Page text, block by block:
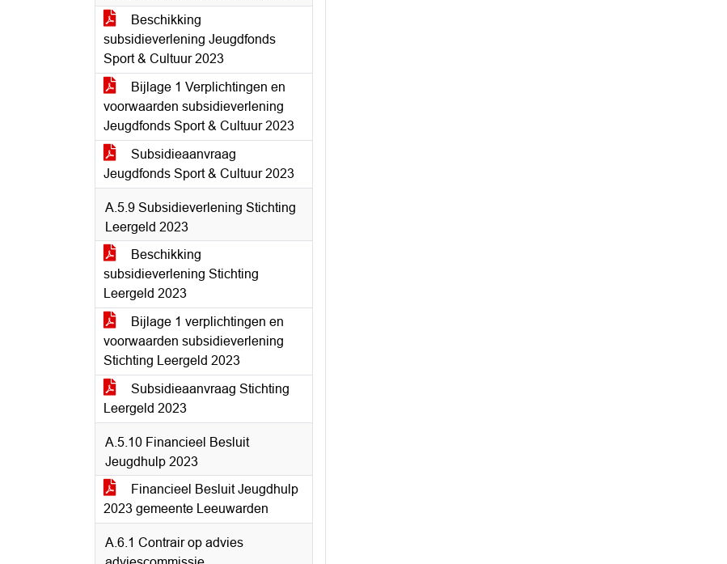
Beschikking
subsidieverlening Jeugdfonds
Sport & Cultuur 2023
Bijlage 1 Verplichtingen en
voorwaarden subsidieverlening
Jeugdfonds Sport & Cultuur 2023
Subsidieaanvraag
Jeugdfonds Sport & Cultuur 2023
A.5.9 Subsidieverlening Stichting
Leergeld 2023
Beschikking
subsidieverlening Stichting
Leergeld 2023
Bijlage 1 verplichtingen en
voorwaarden subsidieverlening
Stichting Leergeld 2023
Subsidieaanvraag Stichting
Leergeld 2023
A.5.10 Financieel Besluit
Jeugdhulp 2023
Financieel Besluit Jeugdhulp
2023 gemeente Leeuwarden
A.6.1 Contrair op advies